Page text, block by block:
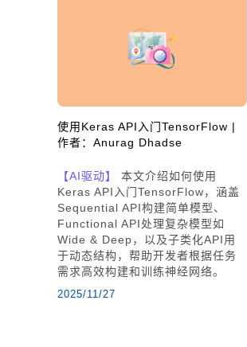
使用Keras API入门TensorFlow |
作者：Anurag Dhadse
【AI驱动】
本文介绍如何使用
Keras API入门TensorFlow，涵盖
Sequential API构建简单模型、
Functional API处理复杂模型如
Wide & Deep，以及子类化API用
于动态结构，帮助开发者根据任务
需求高效构建和训练神经网络。
2025/11/27